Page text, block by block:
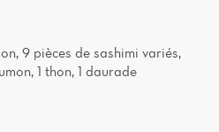
9 pièces de sashimi variés,
1 thon, 1 daurade